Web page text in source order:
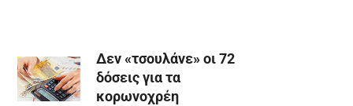
Δεν «τσουλάνε» οι 72
δόσεις για τα
κορωνοχρέη